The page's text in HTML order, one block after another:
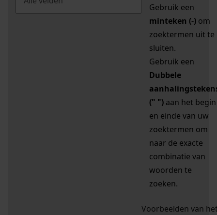
Gebruik een
minteken (-) om
zoektermen uit te
sluiten.
Gebruik een
Dubbele
(" ") aan het begin
en einde van uw
zoektermen om
naar de exacte
combinatie van
woorden te
zoeken.
Voorbeelden van